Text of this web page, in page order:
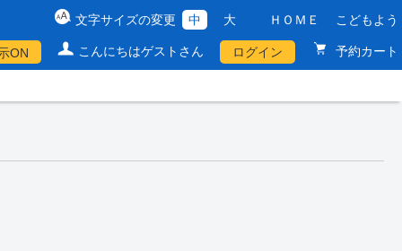
文字サイズの変更 中 大 ＨＯＭＥ こどもよう
ON こんにちはゲストさん ログイン 予約カート